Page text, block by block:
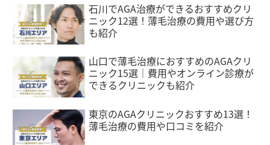
石川でAGA治療ができるおすすめクリ
ニック12選！薄毛治療の費用や選び方
も紹介
山口で薄毛治療におすすめのAGAクリ
ニック15選｜費用やオンライン診療が
できるクリニックも紹介
東京のAGAクリニックおすすめ13選！
薄毛治療の費用や口コミを紹介